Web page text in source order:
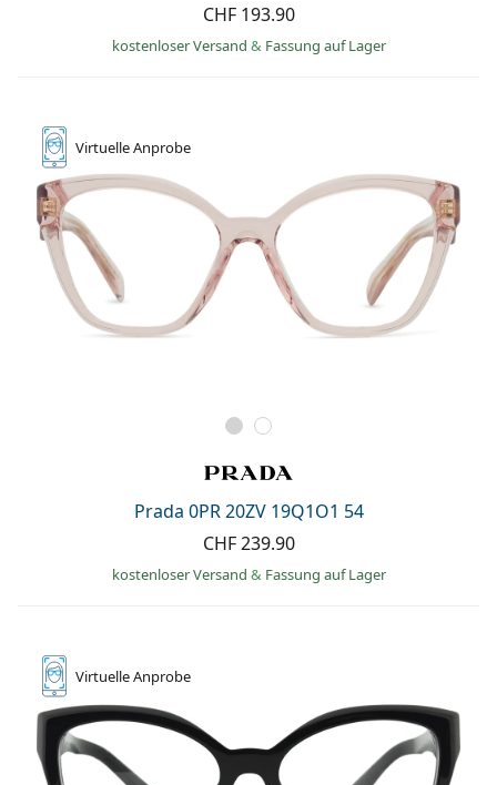
CHF 193.90
kostenloser Versand & Fassung auf Lager
VirtuelleAnprobe
Prada 0PR 20ZV 19Q1O1 54
CHF 239.90
kostenloser Versand & Fassung auf Lager
VirtuelleAnprobe